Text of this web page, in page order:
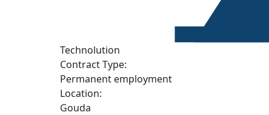
Technolution
Contract Type:
Permanent employment
Location:
Gouda